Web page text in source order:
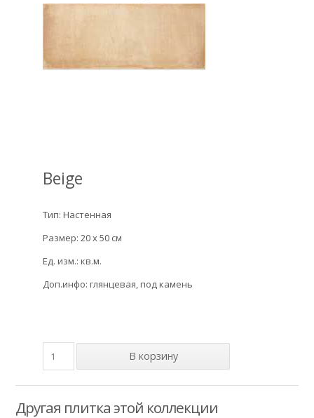
Beige
Тип: Настенная
Размер: 20 x 50 см
Ед. изм.: кв.м.
Доп.инфо: глянцевая, под камень
Другая плитка этой коллекции